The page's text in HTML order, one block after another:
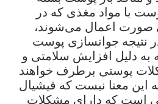
با مواد مغذی که در
صورت اعمال می‌شوند،
نتیجه جوانسازی پوست
به دلیل افزایش سلامتی و
پوستی برطرف خواهند
این معنا نیست که فیشیال
است که دارای مشکلات